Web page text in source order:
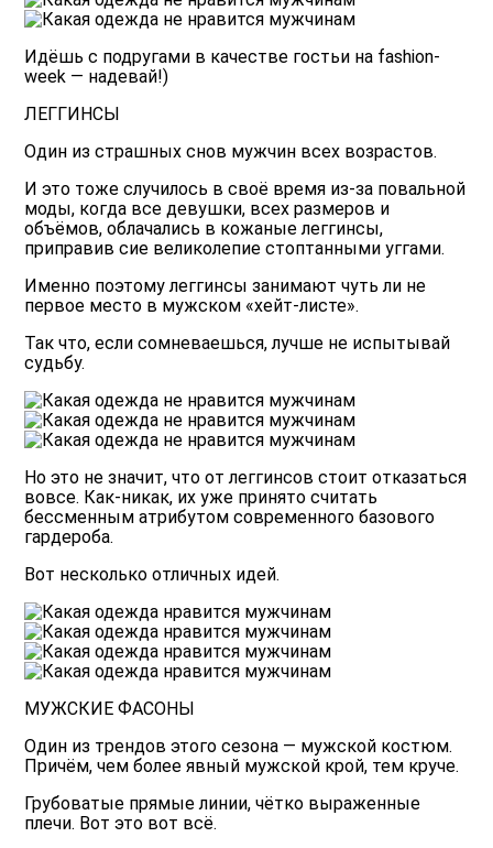
Идёшь с подругами в качестве гостьи на fashion-
week — надевай!)
ЛЕГГИНСЫ
Один из страшных снов мужчин всех возрастов.
И это тоже случилось в своё время из-за повальной
моды, когда все девушки, всех размеров и
объёмов, облачались в кожаные леггинсы,
приправив сие великолепие стоптанными уггами.
Именно поэтому леггинсы занимают чуть ли не
первое место в мужском «хейт-листе».
Так что, если сомневаешься, лучше не испытывай
судьбу.
Но это не значит, что от леггинсов стоит отказаться
вовсе. Как-никак, их уже принято считать
бессменным атрибутом современногобазового
гардероба.
Вот несколько отличных идей.
МУЖСКИЕ ФАСОНЫ
Один из трендов этого сезона — мужской костюм.
Причём, чем более явный мужской крой, тем круче.
Грубоватые прямые линии, чётко выраженные
плечи. Вот это вот всё.